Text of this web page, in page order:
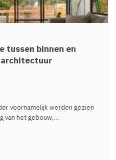
tussen binnen en
architectuur
voornamelijk werden gezien
van het gebouw,…